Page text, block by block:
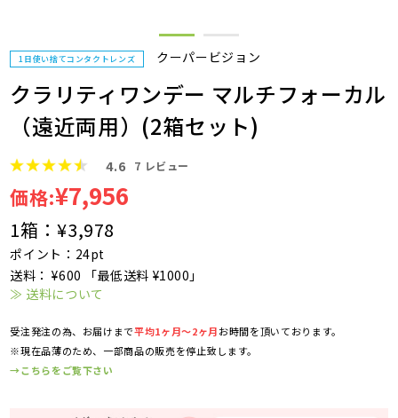
1日使い捨てコンタクトレンズ クーパービジョン
クラリティワンデー マルチフォーカル
（遠近両用）(2箱セット)
4.6 7 レビュー
価格:¥7,956
1箱：¥3,978
ポイント：24pt
送料： ¥600 「最低送料 ¥1000」
≫ 送料について
受注発注の為、お届けまで平均1ヶ月～2ヶ月お時間を頂いております。
※現在品薄のため、一部商品の販売を停止致します。
→こちらをご覧下さい